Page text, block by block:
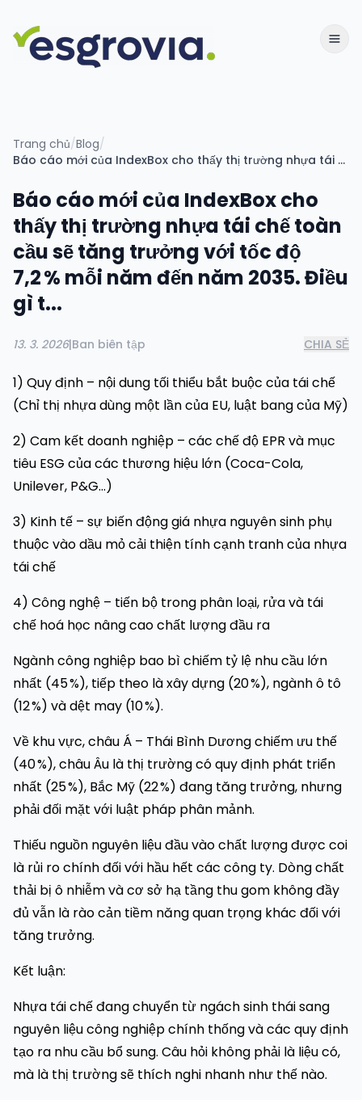
Trang chủ/Blog/
Báo cáo mới của IndexBox cho thấy thị trường nhựa tái chế toàn cầu sẽ tăng trưởng với tốc độ 7,2 % mỗi năm đến năm 2035. Điều gì t...
Báo cáo mới của IndexBox cho
thấy thị trường nhựa tái chế toàn
cầu sẽ tăng trưởng với tốc độ
7,2 % mỗi năm đến năm 2035. Điều
gì t...
13. 3. 2026|Ban biên tập CHIA SẺ
1) Quy định – nội dung tối thiểu bắt buộc của tái chế
(Chỉ thị nhựa dùng một lần của EU, luật bang của Mỹ)
2) Cam kết doanh nghiệp – các chế độ EPR và mục
tiêu ESG của các thương hiệu lớn (Coca-Cola,
Unilever, P&G...)
3) Kinh tế – sự biến động giá nhựa nguyên sinh phụ
thuộc vào dầu mỏ cải thiện tính cạnh tranh của nhựa
tái chế
4) Công nghệ – tiến bộ trong phân loại, rửa và tái
chế hoá học nâng cao chất lượng đầu ra
Ngành công nghiệp bao bì chiếm tỷ lệ nhu cầu lớn
nhất (45 %), tiếp theo là xây dựng (20 %), ngành ô tô
(12 %) và dệt may (10 %).
Về khu vực, châu Á – Thái Bình Dương chiếm ưu thế
(40 %), châu Âu là thị trường có quy định phát triển
nhất (25 %), Bắc Mỹ (22 %) đang tăng trưởng, nhưng
phải đối mặt với luật pháp phân mảnh.
Thiếu nguồn nguyên liệu đầu vào chất lượng được coi
là rủi ro chính đối với hầu hết các công ty. Dòng chất
thải bị ô nhiễm và cơ sở hạ tầng thu gom không đầy
đủ vẫn là rào cản tiềm năng quan trọng khác đối với
tăng trưởng.
Kết luận:
Nhựa tái chế đang chuyển từ ngách sinh thái sang
nguyên liệu công nghiệp chính thống và các quy định
tạo ra nhu cầu bổ sung. Câu hỏi không phải là liệu có,
mà là thị trường sẽ thích nghi nhanh như thế nào.